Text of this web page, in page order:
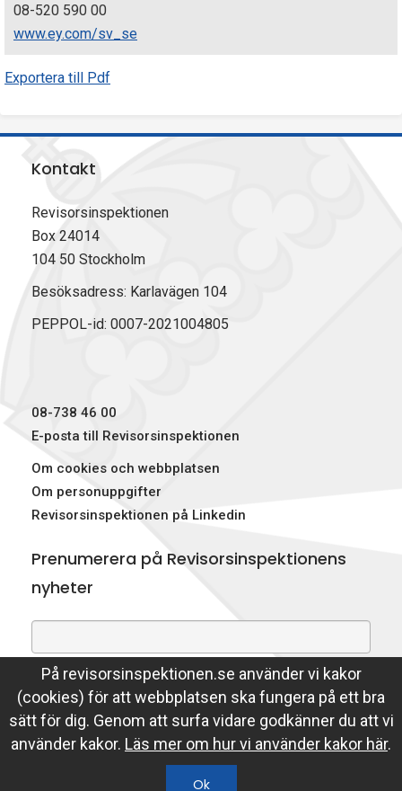
08-520 590 00
www.ey.com/sv_se
Exportera till Pdf
På revisorsinspektionen.se använder vi kakor
(cookies) för att webbplatsen ska fungera på ett bra
sätt för dig. Genom att surfa vidare godkänner du att vi
använder kakor. Läs mer om hur vi använder kakor här.
Kontakt
Revisorsinspektionen
Box 24014
104 50 Stockholm
Besöksadress: Karlavägen 104
PEPPOL-id: 0007-2021004805
08-738 46 00
E-posta till Revisorsinspektionen
Om cookies och webbplatsen
Om personuppgifter
Revisorsinspektionen på Linkedin
Prenumerera på Revisorsinspektionens
nyheter
Genom att prenumerera på nyheter godkänner du att
Revisorsinspektionen lagrar din e-postadress.
Läs mer